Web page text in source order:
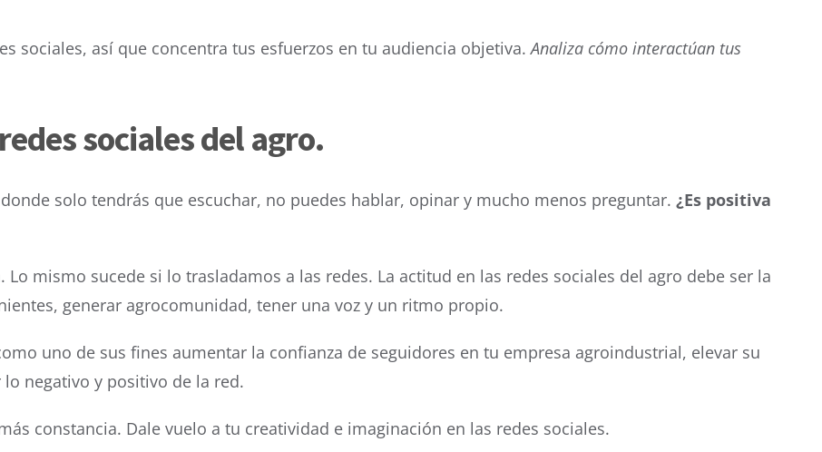
sociales, así que concentra tus esfuerzos en tu audiencia objetiva.Analiza cómo interactúan tus
sociales del agro.
solo tendrás que escuchar, no puedes hablar, opinar y mucho menos preguntar. ¿Es positiva
mismo sucede si lo trasladamos a las redes. La actitud en las redes sociales del agro debe ser la
generar agrocomunidad, tener una voz y un ritmo propio.
uno de sus fines aumentar la confianza de seguidores en tu empresa agroindustrial, elevar su
negativo y positivo de la red.
constancia. Dale vuelo a tu creatividad e imaginación en las redes sociales.